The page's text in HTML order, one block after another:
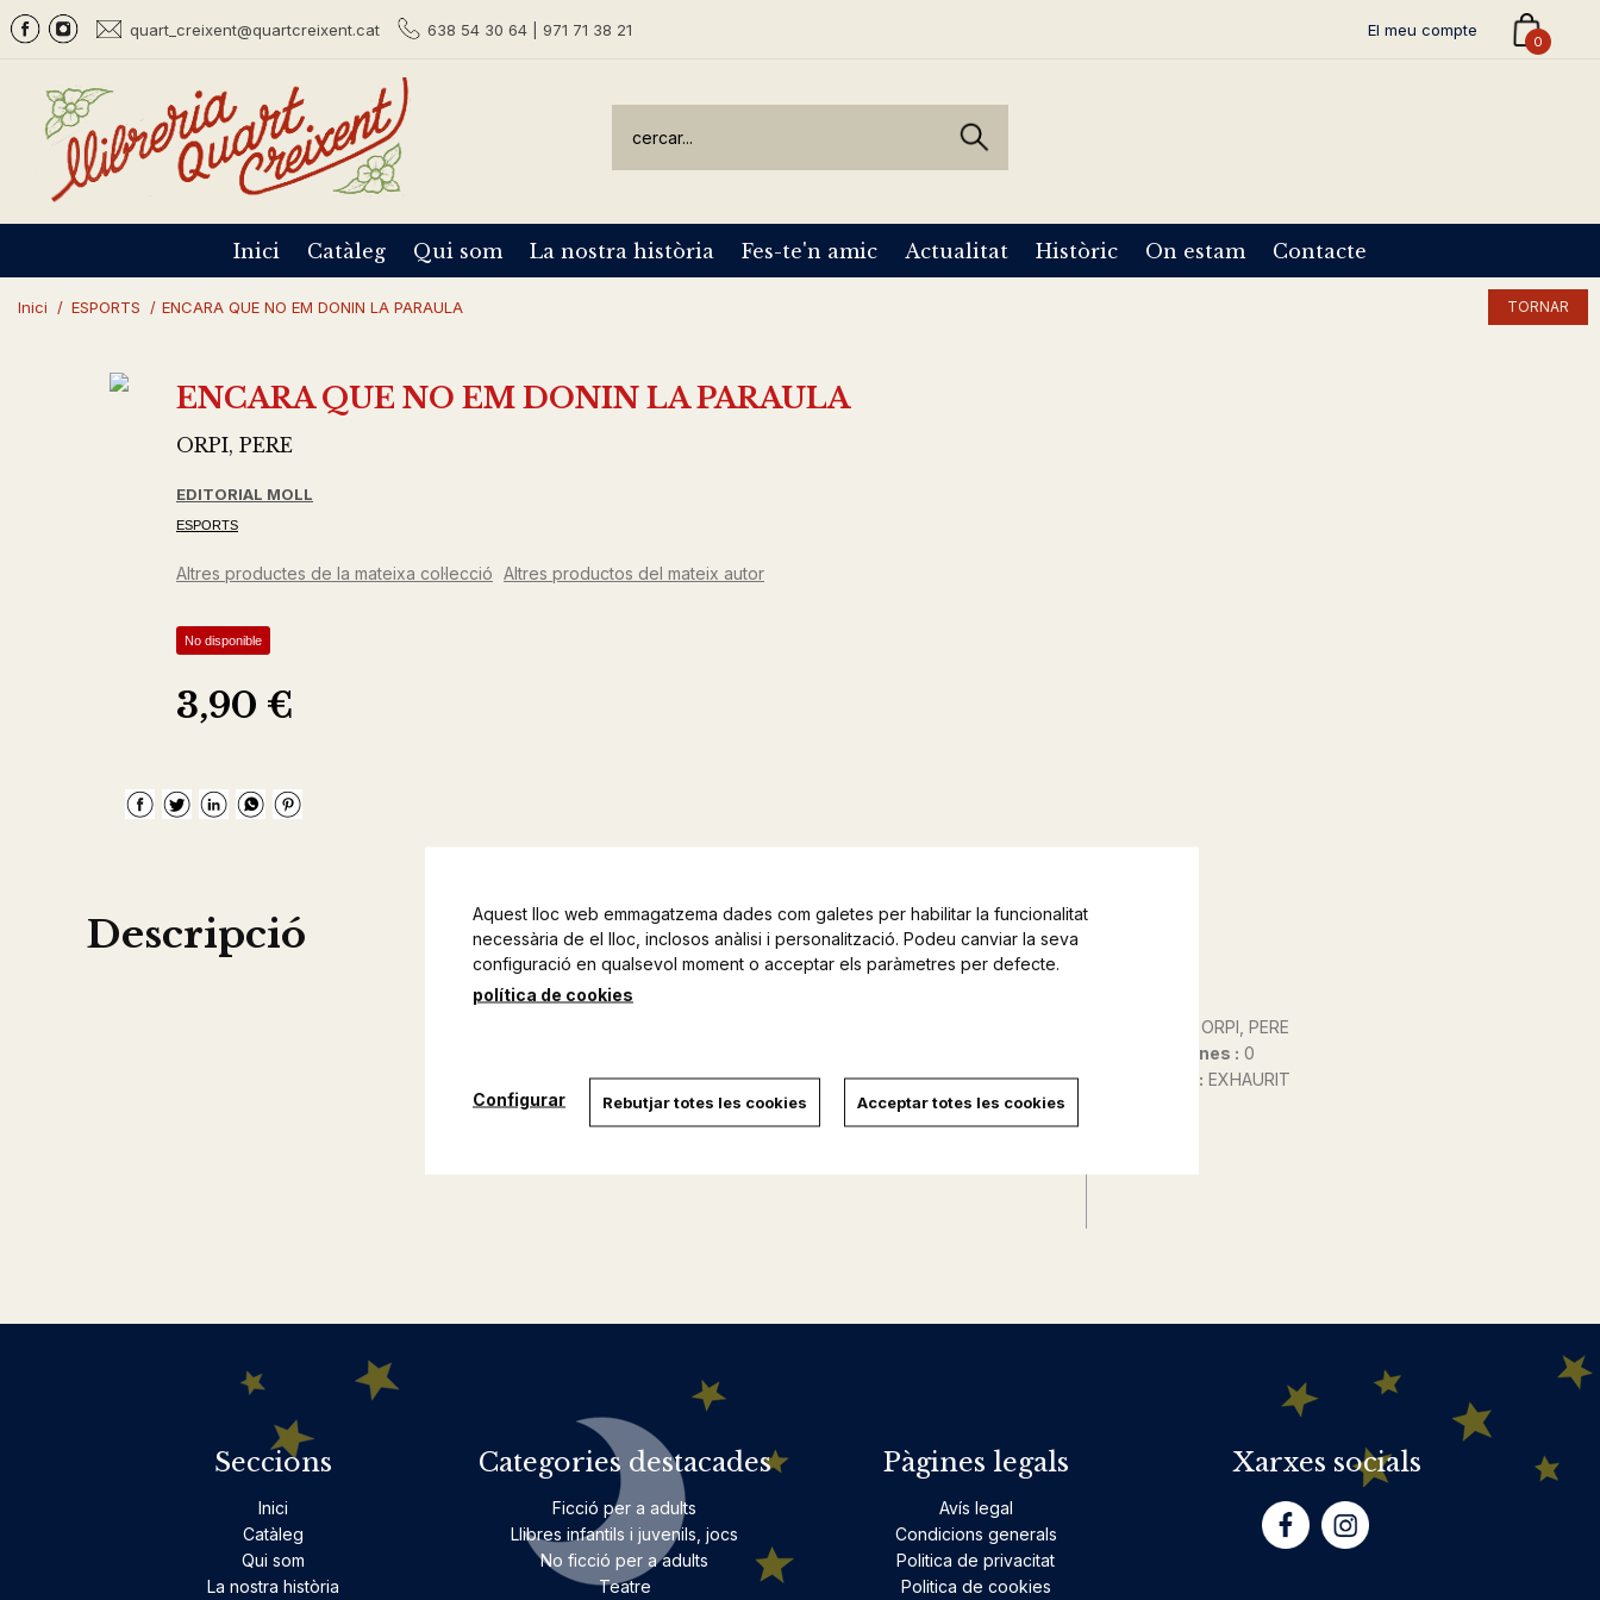
quart_creixent@quartcreixent.cat 638 54 30 64 | 971 71 38 21 El meu compte
0
Inici Catàleg Qui som La nostra història Fes-te'n amic Actualitat Històric On estam Contacte
Inici / ESPORTS / ENCARA QUE NO EM DONIN LA PARAULA TORNAR
ENCARA QUE NO EM DONIN LA PARAULA
ORPI, PERE
EDITORIAL MOLL
ESPORTS
Altres productes de la mateixa col·lecció Altres productos del mateix autor
No disponible
3,90 €
Descripció
ORPI, PERE
Nº de pàgines : 0
Col·lecció : EXHAURIT
Seccions
Inici
Catàleg
Qui som
La nostra història
Categories destacades
Ficció per a adults
Llibres infantils i juvenils, jocs
No ficció per a adults
Teatre
Pàgines legals
Avís legal
Condicions generals
Politica de privacitat
Politica de cookies
Xarxes socials
Aquest lloc web emmagatzema dades com galetes per habilitar la funcionalitat
necessària de el lloc, inclosos anàlisi i personalització. Podeu canviar la seva
configuració en qualsevol moment o acceptar els paràmetres per defecte.
política de cookies
Configurar Rebutjar totes les cookies Acceptar totes les cookies